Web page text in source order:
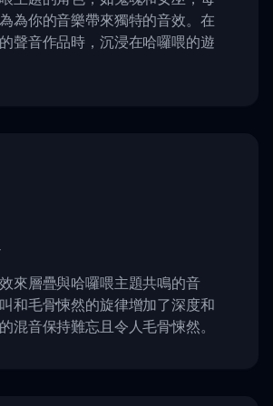
為你的音樂帶來獨特的音效。在
聲音作品時，沉浸在哈囉喂的遊
來層疊與哈囉喂主題共鳴的音
和毛骨悚然的旋律增加了深度和
混音保持難忘且令人毛骨悚然。